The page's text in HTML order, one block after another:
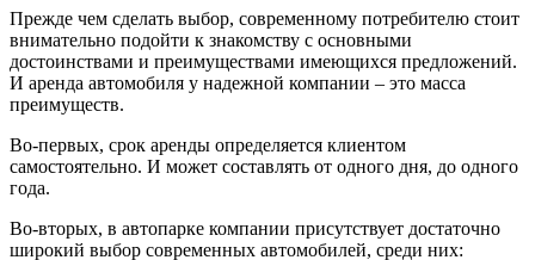
Прежде чем сделать выбор, современному потребителю стоит
внимательно подойти к знакомству с основными
достоинствами и преимуществами имеющихся предложений.
И аренда автомобиля у надежной компании – это масса
преимуществ.
Во-первых, срок аренды определяется клиентом
самостоятельно. И может составлять от одного дня, до одного
года.
Во-вторых, в автопарке компании присутствует достаточно
широкий выбор современных автомобилей, среди них: